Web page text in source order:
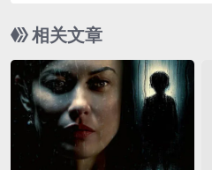
题，一行下载地址，中间用
行输出。 无敌贾特(A Flying Jatt)-2016-喜剧/动作/
奇幻-免费下载 🇮🇳宝莱坞出品
个会恐高的印度“超人”，在母
学习如何运用超能力，并与一
反派展开对决🇮🇳｜
相关文章